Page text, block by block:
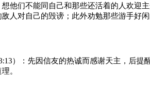
他们不能同自己和那些还活着的人欢迎
人对自己的毁谤；此外劝勉那些游手好
）：先因信友的热诚而感谢天主，后
。